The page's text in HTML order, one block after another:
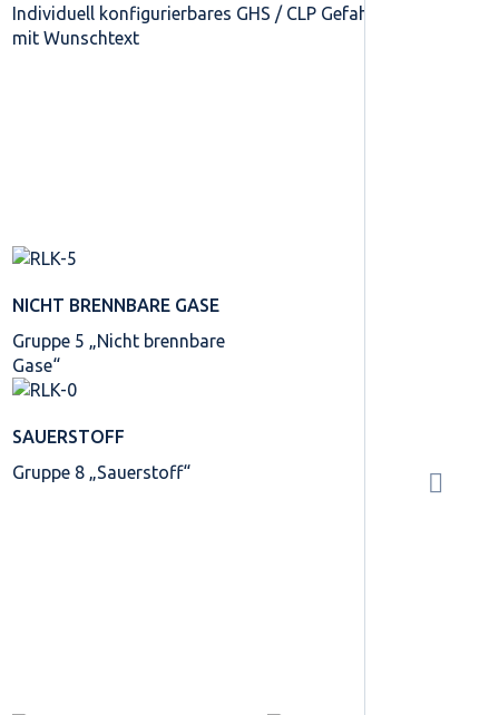
Individuell konfigurierbares GHS / CLP Gefahrstoff-Etikett
mit Wunschtext
NICHT BRENNBARE GASE
Gruppe 5 „Nicht brennbare
Gase“
SAUERSTOFF
Gruppe 8 „Sauerstoff“